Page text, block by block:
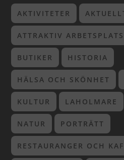
AKTIVITETER
ATTRAKTIV ARBETSPLATS
BUTIKER HISTORIA
HÄLSA OCH SKÖNHET
KULTUR LAHOLMARE
NATUR PORTRÄTT
RESTAURANGER OCH